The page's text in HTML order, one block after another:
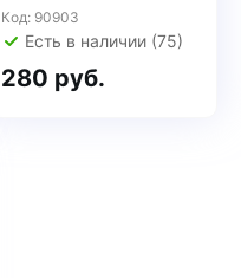
Код: 90903
Есть в наличии (75)
280 руб.